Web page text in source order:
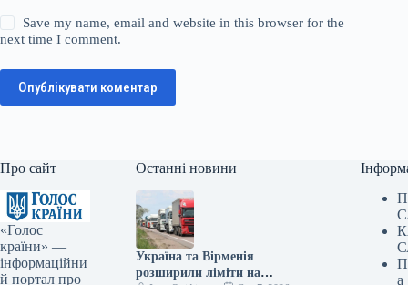
Save my name, email and website in this browser for the
next time I comment.
Опублікувати коментар
Про сайт
«Голос
країни» —
інформаційни
й портал про
Останні новини
Україна та Вірменія
розширили ліміти на
а